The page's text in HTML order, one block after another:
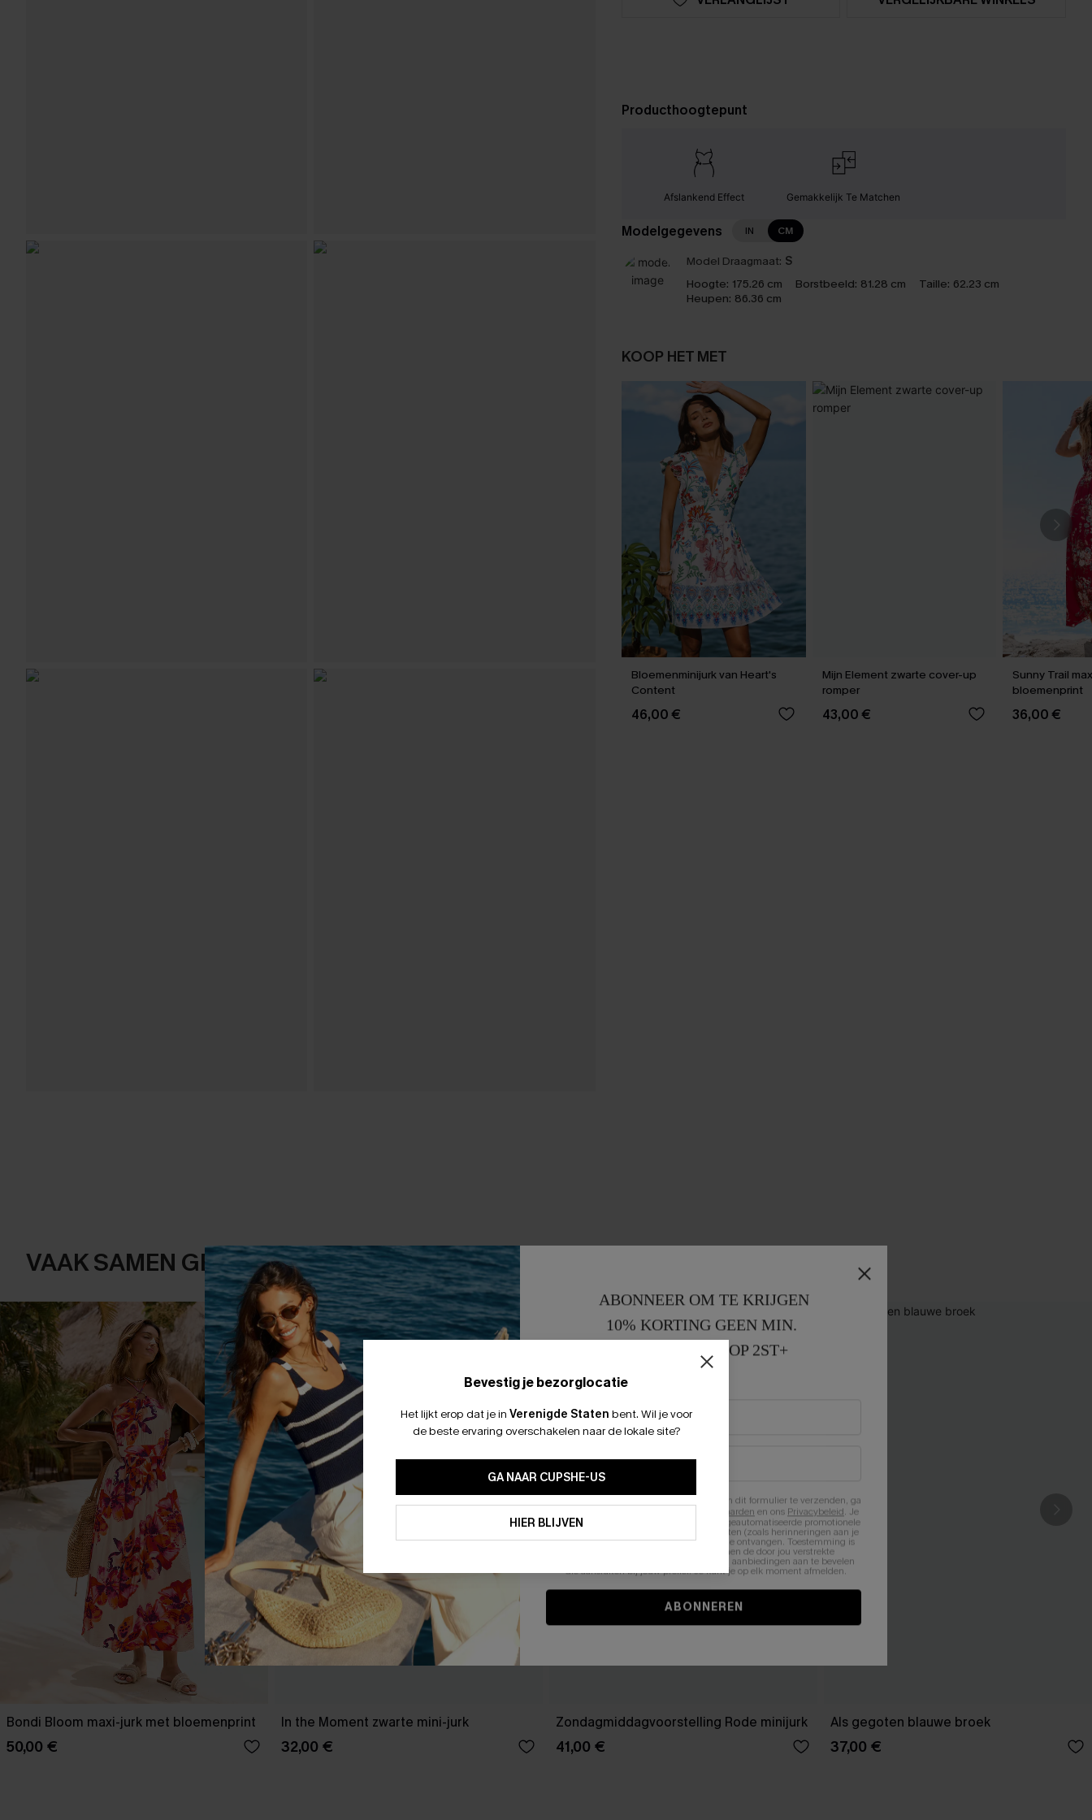
Producthoogtepunt
Afslankend Effect Gemakkelijk Te Matchen
Modelgegevens IN CM
Model Draagmaat: S
Hoogte: 175.26 cm Borstbeeld: 81.28 cm Taille: 62.23 cm
Heupen: 86.36 cm
KOOP HET MET
Bloemenminijurk van Heart's
Content
46,00 €
Mijn Element zwarte cover-up
romper
43,00 €
Sunny Trail
bloemenprint
36,00 €
VAAK SAMEN GEKOCHT
Bondi Bloom maxi-jurk met bloemenprint
50,00 €
In the Moment zwarte mini-jurk
32,00 €
Zondagmiddagvoorstelling Rode minijurk
41,00 €
Als gegoten blauwe broek
37,00 €
Bevestig je bezorglocatie
Het lijkt erop dat je in Verenigde Staten bent. Wil je voor
de beste ervaring overschakelen naar de lokale site?
GA NAAR CUPSHE-US
HIER BLIJVEN
ABONNEER OM TE KRIJGEN
10% KORTING GEEN MIN.
15% KORTING OP 2ST+
Door je contactgegevens in te vullen en dit formulier te verzenden, ga
Algemene Voorwaarden en ons Privacybeleid. Je
stemt er tevens mee in om herhaalde geautomatiseerde promotionele
en gepersonaliseerde marketingberichten (zoals herinneringen aan je
winkelwagen) en e-mails van Cupshe te ontvangen. Toestemming is
niet vereist voor een aankoop. We kunnen de door jou verstrekte
informatie gebruiken om producten en aanbiedingen aan te bevelen
die aansluiten bij jouw profiel. Je kunt je op elk moment afmelden.
ABONNEREN